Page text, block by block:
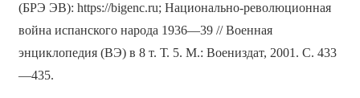
(БРЭ ЭВ): https://bigenc.ru; Национально-революционная
война испанского народа 1936—39 // Военная
энциклопедия (ВЭ) в 8 т. Т. 5. М.: Воениздат, 2001. С. 433
—435.